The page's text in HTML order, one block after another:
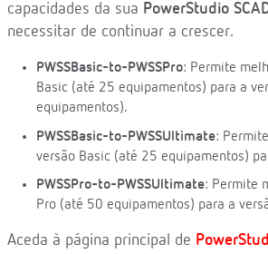
capacidades da sua PowerStudio
necessitar de continuar a crescer.
PWSSBasic-to-PWSSPro: Permite
Basic (até 25 equipamentos) para a
equipamentos).
PWSSBasic-to-PWSSUltimate:
versão Basic (até 25 equipamentos)
PWSSPro-to-PWSSUltimate: Permite
Pro (até 50 equipamentos) para a
Aceda à página principal de